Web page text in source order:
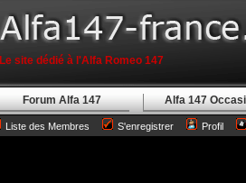
Le site dédié à l'Alfa Romeo 147
Forum Alfa 147 Alfa 147
Liste des Membres S'enregistrer Profil